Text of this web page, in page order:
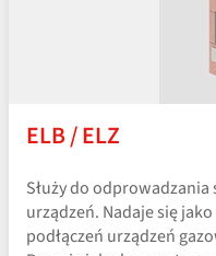
ELB / ELZ
Służy do
urządzeń. Nadaje się
podłączeń urządzeń